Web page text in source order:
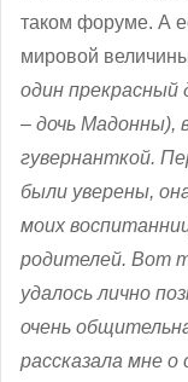
таком форуме. А
мировой
один прекрасный
– дочь Мадонны),
гувернанткой.
были уверены,
моих
родителей. Вот
удалось лично
очень
рассказала мне